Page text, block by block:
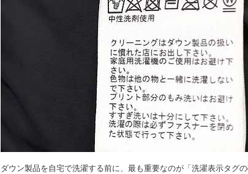
ダウン製品を自宅で洗濯する前に、最も重要なのが「洗濯表示タグ